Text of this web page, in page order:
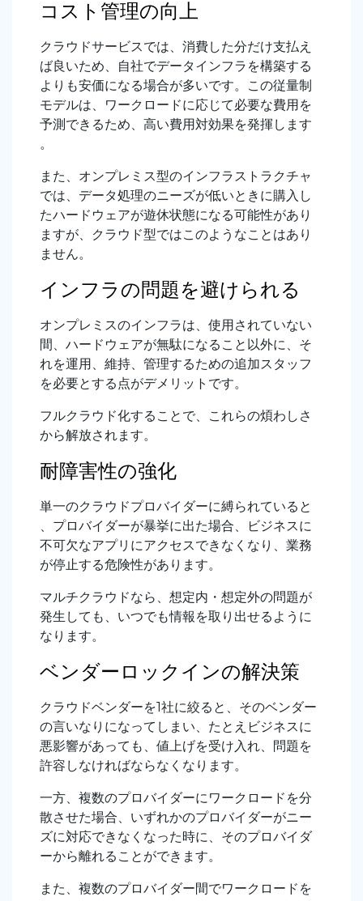
コスト管理の向上
クラウドサービスでは、消費した分だけ支払え
ば良いため、自社でデータインフラを構築する
よりも安価になる場合が多いです。この従量制
モデルは、ワークロードに応じて必要な費用を
予測できるため、高い費用対効果を発揮します
。
また、オンプレミス型のインフラストラクチャ
では、データ処理のニーズが低いときに購入し
たハードウェアが遊休状態になる可能性があり
ますが、クラウド型ではこのようなことはあり
ません。
インフラの問題を避けられる
オンプレミスのインフラは、使用されていない
間、ハードウェアが無駄になること以外に、そ
れを運用、維持、管理するための追加スタッフ
を必要とする点がデメリットです。
フルクラウド化することで、これらの煩わしさ
から解放されます。
耐障害性の強化
単一のクラウドプロバイダーに縛られていると
、プロバイダーが暴挙に出た場合、ビジネスに
不可欠なアプリにアクセスできなくなり、業務
が停止する危険性があります。
マルチクラウドなら、想定内・想定外の問題が
発生しても、いつでも情報を取り出せるように
なります。
ベンダーロックインの解決策
クラウドベンダーを1社に絞ると、そのベンダー
の言いなりになってしまい、たとえビジネスに
悪影響があっても、値上げを受け入れ、問題を
許容しなければならなくなります。
一方、複数のプロバイダーにワークロードを分
散させた場合、いずれかのプロバイダーがニー
ズに対応できなくなった時に、そのプロバイダ
ーから離れることができます。
また、複数のプロバイダー間でワークロードを